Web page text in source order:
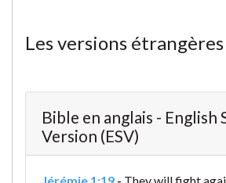
Les versions étrangères
Bible en anglais - English
Version (ESV)